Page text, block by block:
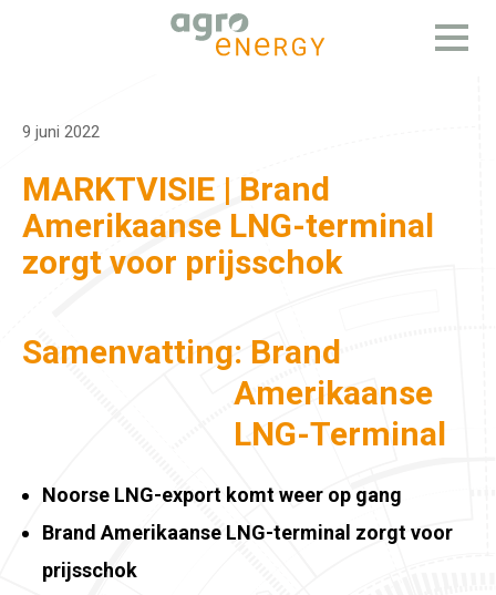
Open
MARKTVISIE | Brand
Amerikaanse LNG-terminal
zorgt voor prijsschok
9 juni 2022
Samenvatting: Brand
Amerikaanse
LNG-Terminal
Noorse LNG-export komt weer op gang
Brand Amerikaanse LNG-terminal zorgt voor
prijsschok